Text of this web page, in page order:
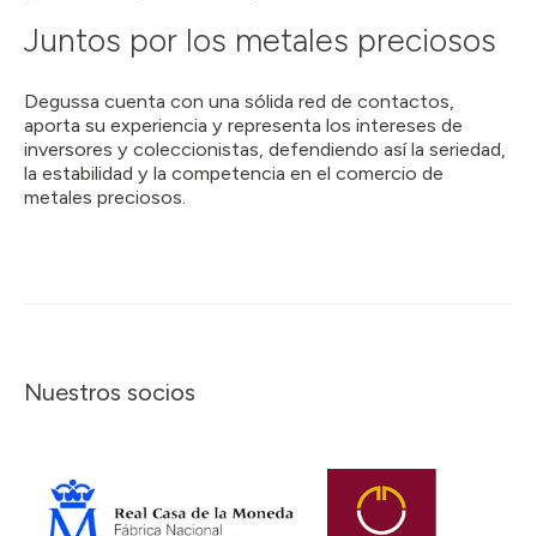
Juntos por los metales preciosos
Degussa cuenta con una sólida red de contactos,
aporta su experiencia y representa los intereses de
inversores y coleccionistas, defendiendo así la seriedad,
la estabilidad y la competencia en el comercio de
metales preciosos.
Nuestros socios